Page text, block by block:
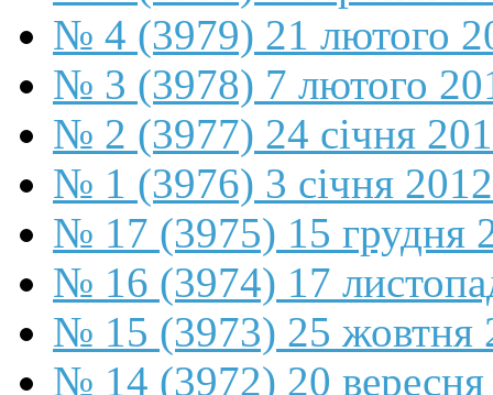
№ 4 (3979) 21 лютого
№ 3 (3978) 7 лютого
№ 2 (3977) 24 січня
№ 1 (3976) 3 січня 2012
№ 17 (3975) 15 грудня
№ 16 (3974) 17
№ 15 (3973) 25 жовтня
№ 14 (3972) 20 вересня